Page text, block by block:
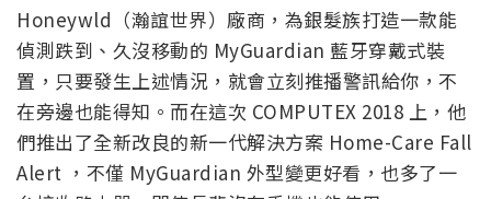
Honeywld（瀚誼世界）廠商，為銀髮族打造一款能
偵測跌到、久沒移動的 MyGuardian 藍牙穿戴式裝
置，只要發生上述情況，就會立刻推播警訊給你，不
在旁邊也能得知。而在這次 COMPUTEX 2018 上，他
們推出了全新改良的新一代解決方案 Home-Care Fall
Alert ，不僅 MyGuardian 外型變更好看，也多了一